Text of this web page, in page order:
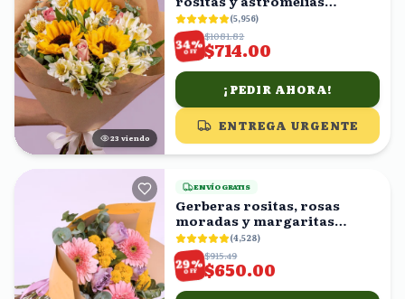
23 viendo
blancas(5,956)
34%
OFF
$1081.82
$714.00
¡PEDIR AHORA!
ENTREGA URGENTE
ENVÍO GRATIS
Gerberas rositas, rosas
moradas y margaritas
amarillas en ramo
(4,528)
29%
OFF
$915.49
$650.00